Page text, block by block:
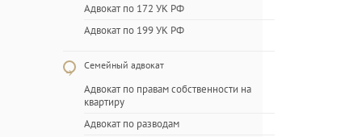
Адвокат по 172 УК РФ
Адвокат по 199 УК РФ
Семейный адвокат
Адвокат по правам собственности на
квартиру
Адвокат по разводам